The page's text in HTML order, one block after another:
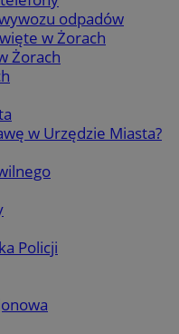
odpadów
w Żorach
Żorach
w Urzędzie Miasta?
Policji